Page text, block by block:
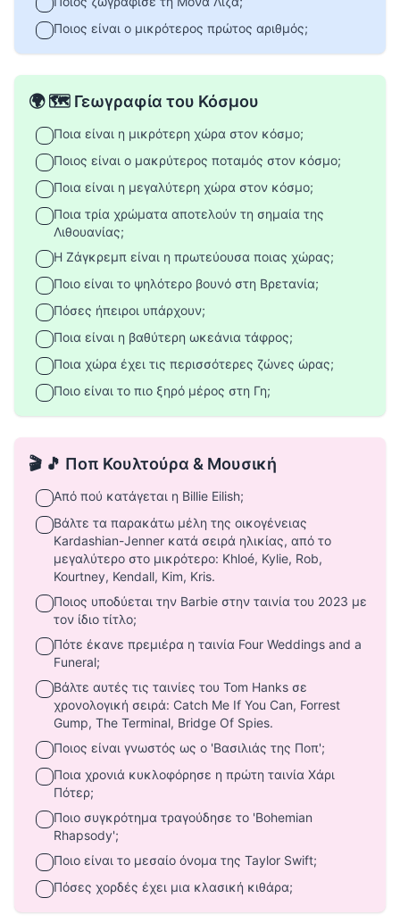
Ποιος είναι ο μικρότερος πρώτος αριθμός;
🌍 🗺️ Γεωγραφία του Κόσμου
Ποια είναι η μικρότερη χώρα στον κόσμο;
Ποιος είναι ο μακρύτερος ποταμός στον κόσμο;
Ποια είναι η μεγαλύτερη χώρα στον κόσμο;
Ποια τρία χρώματα αποτελούν τη σημαία της
Λιθουανίας;
Η Ζάγκρεμπ είναι η πρωτεύουσα ποιας χώρας;
Ποιο είναι το ψηλότερο βουνό στη Βρετανία;
Πόσες ήπειροι υπάρχουν;
Ποια είναι η βαθύτερη ωκεάνια τάφρος;
Ποια χώρα έχει τις περισσότερες ζώνες ώρας;
Ποιο είναι το πιο ξηρό μέρος στη Γη;
🎬 🎵 Ποπ Κουλτούρα & Μουσική
Από πού κατάγεται η Billie Eilish;
Βάλτε τα παρακάτω μέλη της οικογένειας
Kardashian-Jenner κατά σειρά ηλικίας, από το
μεγαλύτερο στο μικρότερο: Khloé, Kylie, Rob,
Kourtney, Kendall, Kim, Kris.
Ποιος υποδύεται την Barbie στην ταινία του 2023 με
τον ίδιο τίτλο;
Πότε έκανε πρεμιέρα η ταινία Four Weddings and a
Funeral;
Βάλτε αυτές τις ταινίες του Tom Hanks σε
χρονολογική σειρά: Catch Me If You Can, Forrest
Gump, The Terminal, Bridge Of Spies.
Ποιος είναι γνωστός ως ο 'Βασιλιάς της Ποπ';
Ποια χρονιά κυκλοφόρησε η πρώτη ταινία Χάρι
Πότερ;
Ποιο συγκρότημα τραγούδησε το 'Bohemian
Rhapsody';
Ποιο είναι το μεσαίο όνομα της Taylor Swift;
Πόσες χορδές έχει μια κλασική κιθάρα;